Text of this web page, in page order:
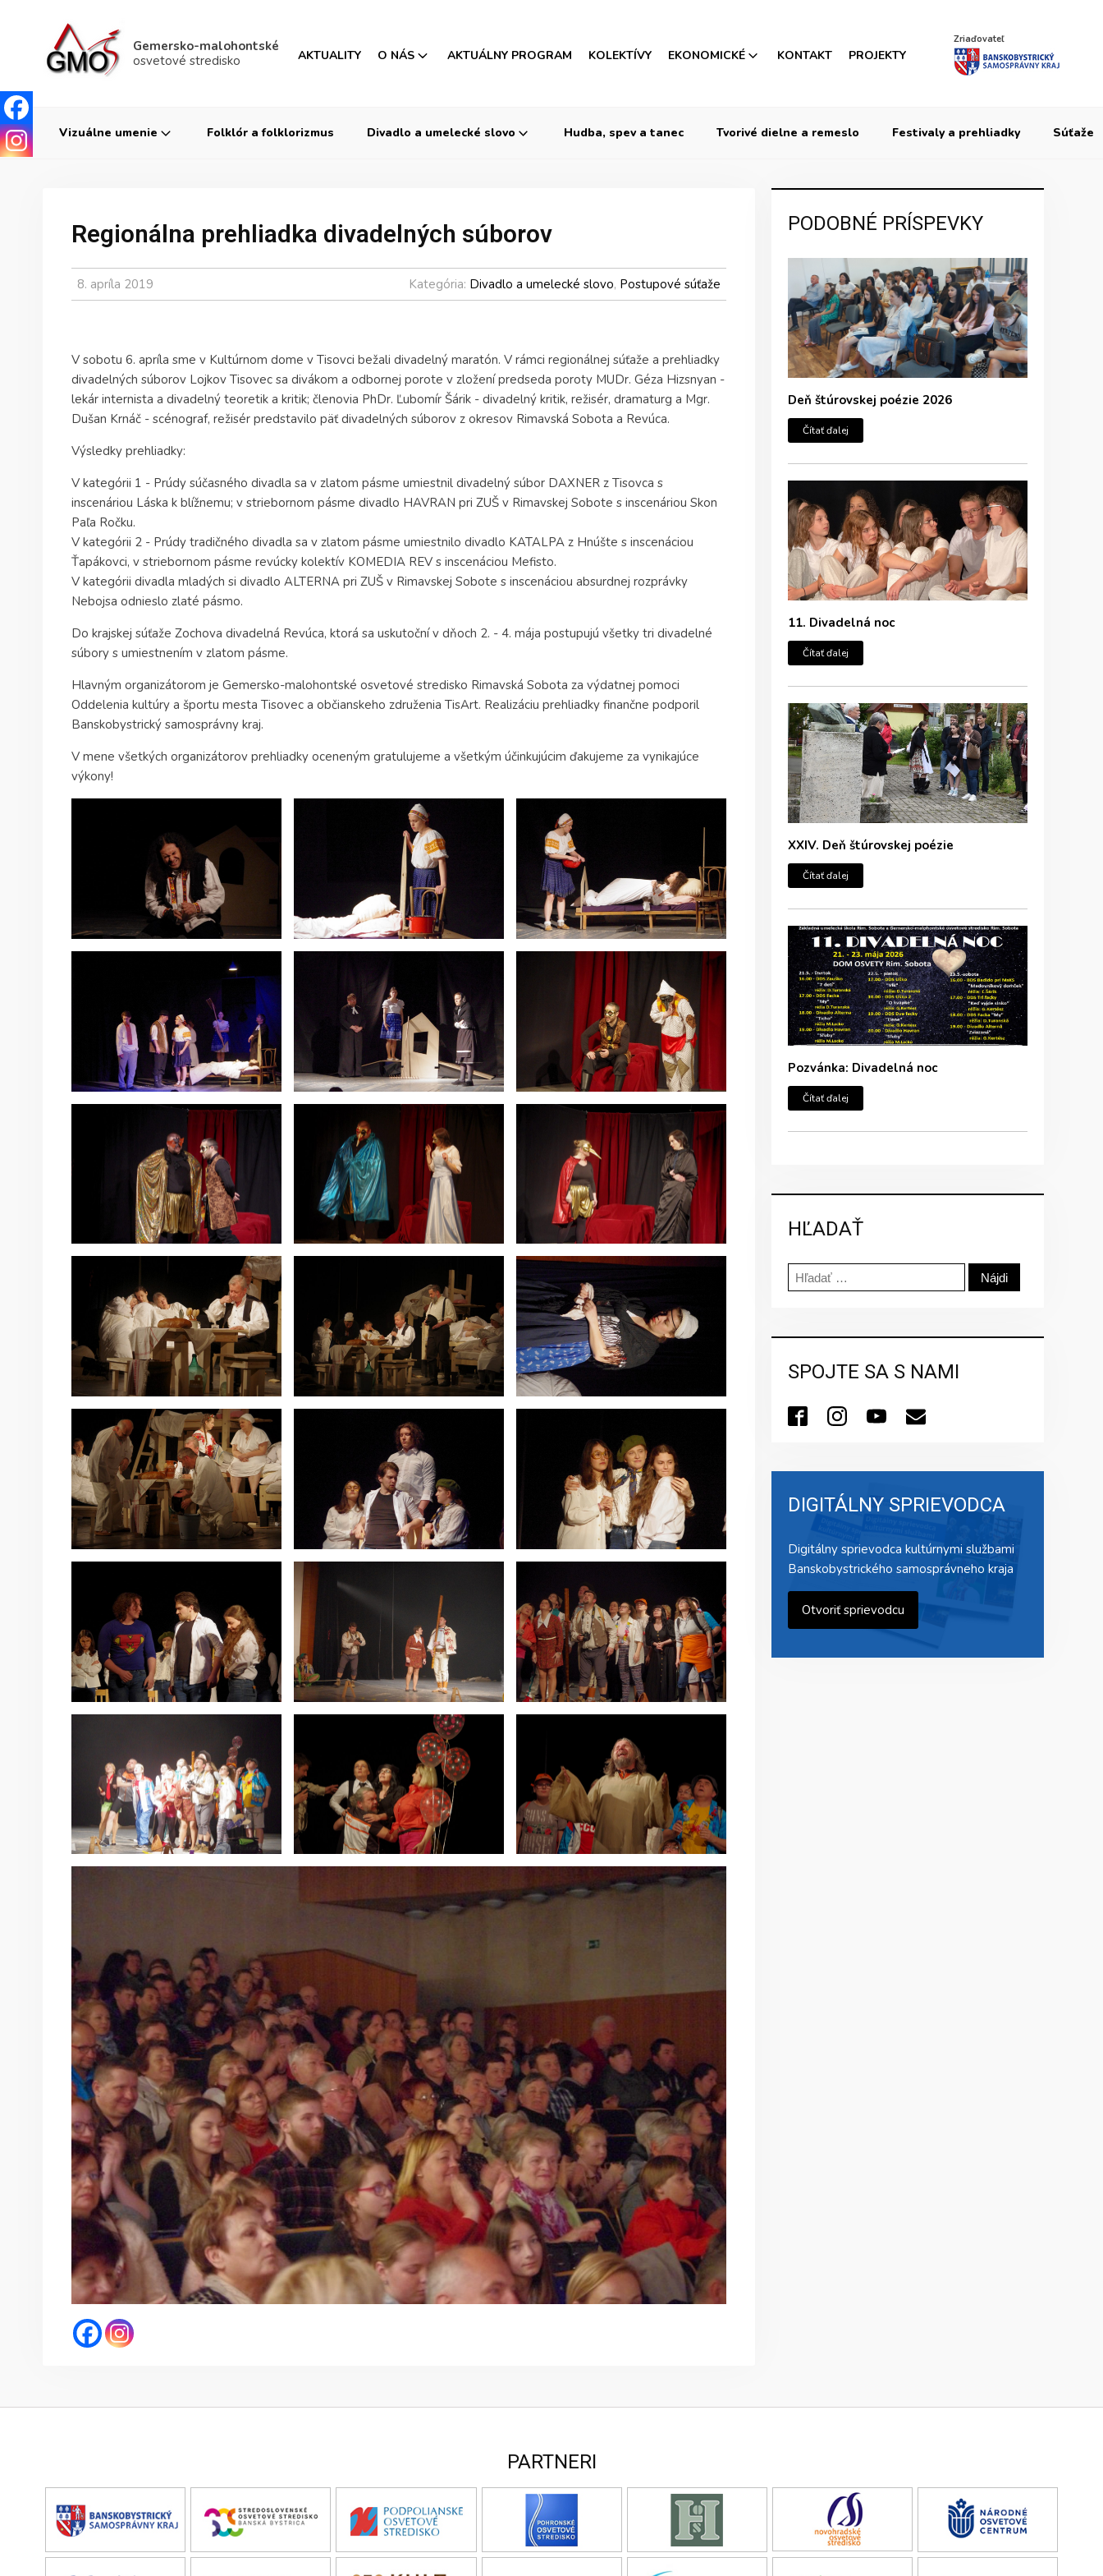
Gemersko-malohontské
osvetové stredisko
AKTUALITY O NÁS AKTUÁLNY PROGRAM KOLEKTÍVY EKONOMICKÉ KONTAKT PROJEKTY
Zriaďovateľ
Vizuálne umenie Folklór a folklorizmus Divadlo a umelecké slovo Hudba, spev a tanec Tvorivé dielne a remeslo Festivaly a prehliadky Súťaže
Regionálna prehliadka divadelných súborov
8. apríla 2019 Kategória: Divadlo a umelecké slovo, Postupové súťaže
V sobotu 6. apríla sme v Kultúrnom dome v Tisovci bežali divadelný maratón. V rámci regionálnej súťaže a prehliadky
divadelných súborov Lojkov Tisovec sa divákom a odbornej porote v zložení predseda poroty MUDr. Géza Hizsnyan -
lekár internista a divadelný teoretik a kritik; členovia PhDr. Ľubomír Šárik - divadelný kritik, režisér, dramaturg a Mgr.
Dušan Krnáč - scénograf, režisér predstavilo päť divadelných súborov z okresov Rimavská Sobota a Revúca.
Výsledky prehliadky:
V kategórii 1 - Prúdy súčasného divadla sa v zlatom pásme umiestnil divadelný súbor DAXNER z Tisovca s
inscenáriou Láska k blížnemu; v striebornom pásme divadlo HAVRAN pri ZUŠ v Rimavskej Sobote s inscenáriou Skon
Paľa Ročku.
V kategórii 2 - Prúdy tradičného divadla sa v zlatom pásme umiestnilo divadlo KATALPA z Hnúšte s inscenáciou
Ťapákovci, v striebornom pásme revúcky kolektív KOMEDIA REV s inscenáciou Mefisto.
V kategórii divadla mladých si divadlo ALTERNA pri ZUŠ v Rimavskej Sobote s inscenáciou absurdnej rozprávky
Nebojsa odnieslo zlaté pásmo.
Do krajskej súťaže Zochova divadelná Revúca, ktorá sa uskutoční v dňoch 2. - 4. mája postupujú všetky tri divadelné
súbory s umiestnením v zlatom pásme.
Hlavným organizátorom je Gemersko-malohontské osvetové stredisko Rimavská Sobota za výdatnej pomoci
Oddelenia kultúry a športu mesta Tisovec a občianskeho združenia TisArt. Realizáciu prehliadky finančne podporil
Banskobystrický samosprávny kraj.
V mene všetkých organizátorov prehliadky oceneným gratulujeme a všetkým účinkujúcim ďakujeme za vynikajúce
výkony!
PODOBNÉ PRÍSPEVKY
Deň štúrovskej poézie 2026
Čítať ďalej
11. Divadelná noc
Čítať ďalej
XXIV. Deň štúrovskej poézie
Čítať ďalej
Pozvánka: Divadelná noc
Čítať ďalej
HĽADAŤ
Hľadať:
SPOJTE SA S NAMI
DIGITÁLNY SPRIEVODCA
Digitálny sprievodca kultúrnymi službami
Banskobystrického samosprávneho kraja
Otvoriť sprievodcu
PARTNERI